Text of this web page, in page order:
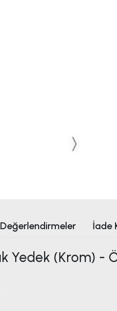
Değerlendirmeler İade
Yedek (Krom) -